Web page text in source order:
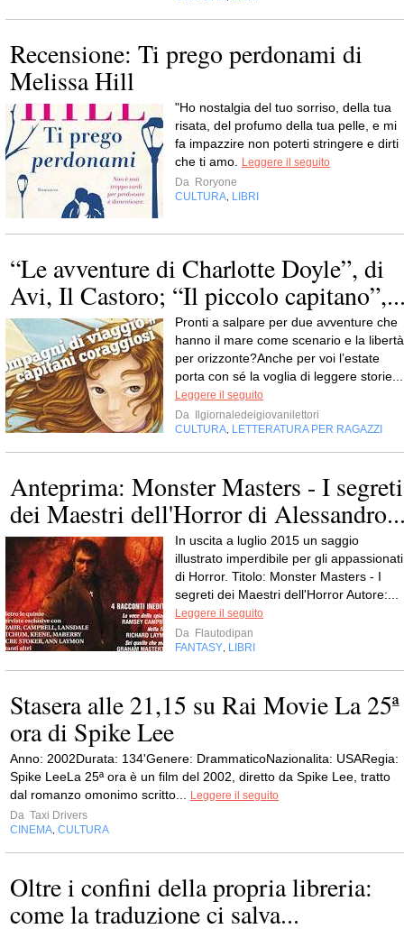
Recensione: Ti prego perdonami di
Melissa Hill
"Ho nostalgia del tuo sorriso, della tua
risata, del profumo della tua pelle, e mi
fa impazzire non poterti stringere e dirti
che ti amo. Leggere il seguito
Da Roryone
CULTURA, LIBRI
“Le avventure di Charlotte Doyle”, di
Avi, Il Castoro; “Il piccolo
Pronti a salpare per due avventure che
hanno il mare come scenario e la libertà
per orizzonte?Anche per voi l’estate
porta con sé la voglia di leggere storie...
Leggere il seguito
Da
Ilgiornaledeigiovanilettori
CULTURA, LETTERATURA PER RAGAZZI
Anteprima: Monster Masters - I segreti
dei Maestri dell'Horror di
In uscita a luglio 2015 un saggio
illustrato imperdibile per gli appassionati
di Horror. Titolo: Monster Masters - I
segreti dei Maestri dell'Horror Autore:...
Leggere il seguito
Da Flautodipan
FANTASY, LIBRI
Stasera alle 21,15 su Rai Movie La 25ª
ora di Spike Lee
Anno: 2002Durata: 134'Genere: DrammaticoNazionalita: USARegia:
Spike LeeLa 25ª ora è un film del 2002, diretto da Spike Lee, tratto
dal romanzo omonimo scritto... Leggere il seguito
Da Taxi Drivers
CINEMA, CULTURA
Oltre i confini della propria libreria:
come la traduzione ci salva...